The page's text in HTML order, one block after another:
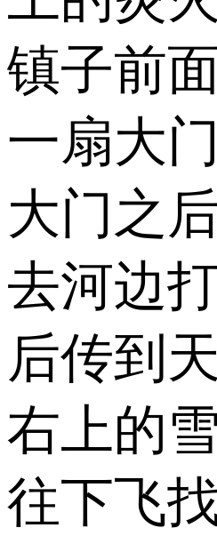
镇子前
一扇大
大门之
去河边
后传到
右上的
往下飞